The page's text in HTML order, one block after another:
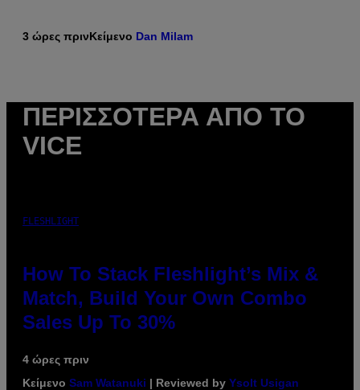
3 ώρες πρινΚείμενο Dan Milam
ΠΕΡΙΣΣΌΤΕΡΑ ΑΠΌ ΤΟ
VICE
FLESHLIGHT
How To Stack Fleshlight’s Mix &
Match, Build Your Own Combo
Sales Up To 30%
4 ώρες πριν
Κείμενο Sam Watanuki | Reviewed by Ysolt Usigan